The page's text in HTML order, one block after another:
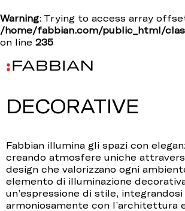
Warning: Trying to access array
/home/fabbian.com/public_html/
on line 235
DECORATIVE
Fabbian illumina gli spazi con
creando atmosfere uniche
design che valorizzano ogni
elemento di illuminazione
un’espressione di stile, integrandosi
armoniosamente con l’architettura